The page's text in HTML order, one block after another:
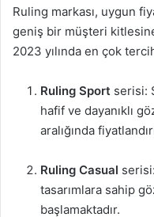
Ruling markası, uygun
geniş bir müşteri
2023 yılında en çok
Ruling Sport serisi:
hafif ve dayanıklı
aralığında
Ruling Casual
tasarımlara sahip
başlamaktadır.